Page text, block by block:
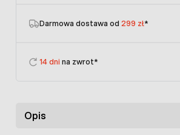
Darmowa dostawa od 299 zł*
14 dni na zwrot*
Opis